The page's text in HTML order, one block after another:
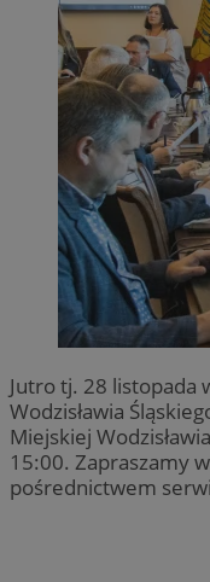
Jutro tj. 28 listopada
Wodzisławia
Miejskiej
15:00. Zapraszamy
pośrednictwem